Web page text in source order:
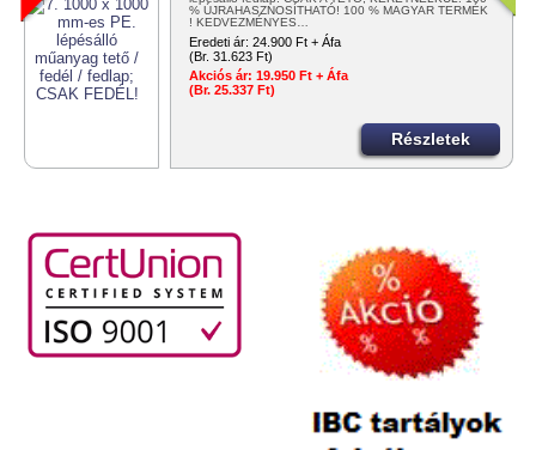
% ÚJRAHASZNOSÍTHATÓ! 100 % MAGYAR TERMÉK
! KEDVEZMÉNYES…
Eredeti ár: 24.900 Ft + Áfa
(Br. 31.623 Ft)
Akciós ár: 19.950 Ft + Áfa
(Br. 25.337 Ft)
Részletek